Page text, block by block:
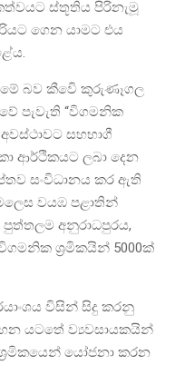
ස්තූතිය පිරිනැමූ
ගෙන යාමට එය
මේ බව කීවෙි කුරුණෑගල
පැවැති “විගමනික
සහභාගී
ආර්ථිකයට ලබා දෙන
සංවිධානය කර ඇති
වයඹ පළාතින්
අනුරාධපුරය,
ශ්‍රමිකයින් 5000ක්
විසින් සිදු කරනු
යටතේ ව්‍යවසායකයින්
යෝජනා කරන